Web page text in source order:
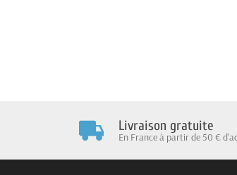
Livraison gratuite
En France à partir de 50 €